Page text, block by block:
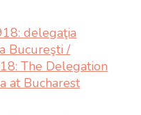
delegaţia
Bucureşti /
The Delegation
at Bucharest